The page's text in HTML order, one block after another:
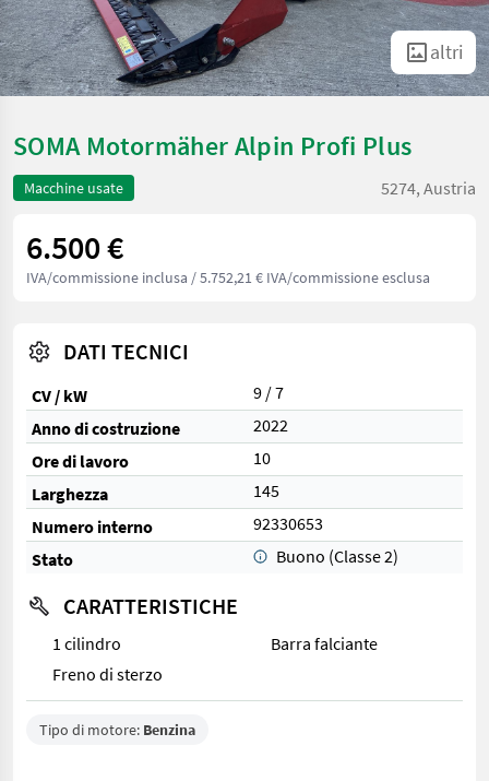
altri
SOMA Motormäher Alpin Profi Plus
Macchine usate 5274, Austria
6.500 €
IVA/commissione inclusa / 5.752,21 € IVA/commissione esclusa
DATI TECNICI
CV / kW
9 / 7
Anno di costruzione
2022
Ore di lavoro
10
Larghezza
145
Numero interno
92330653
Stato
Buono (Classe 2)
CARATTERISTICHE
1 cilindro
Barra falciante
Freno di sterzo
Tipo di motore: Benzina